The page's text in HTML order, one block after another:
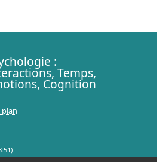
:
Temps,
Cognition